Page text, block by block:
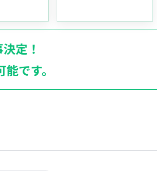
定！
能です。